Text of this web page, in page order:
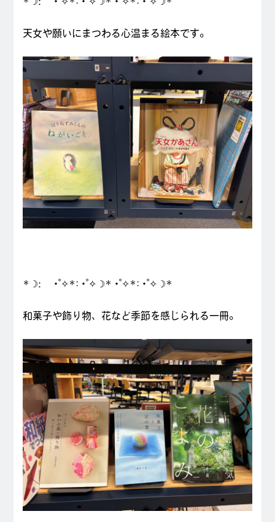
天女や願いにまつわる心温まる絵本です。
*☽:゚・゚✧*:・゚✧☽*・゚✧*:・゚✧☽*
和菓子や飾り物、花など季節を感じられる一冊。